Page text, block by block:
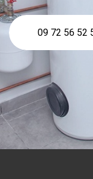
09 72 56 52